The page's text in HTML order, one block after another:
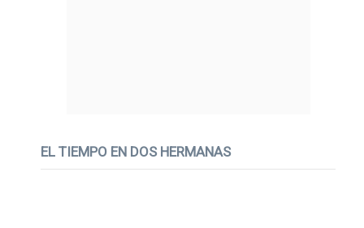
EL TIEMPO EN DOS HERMANAS